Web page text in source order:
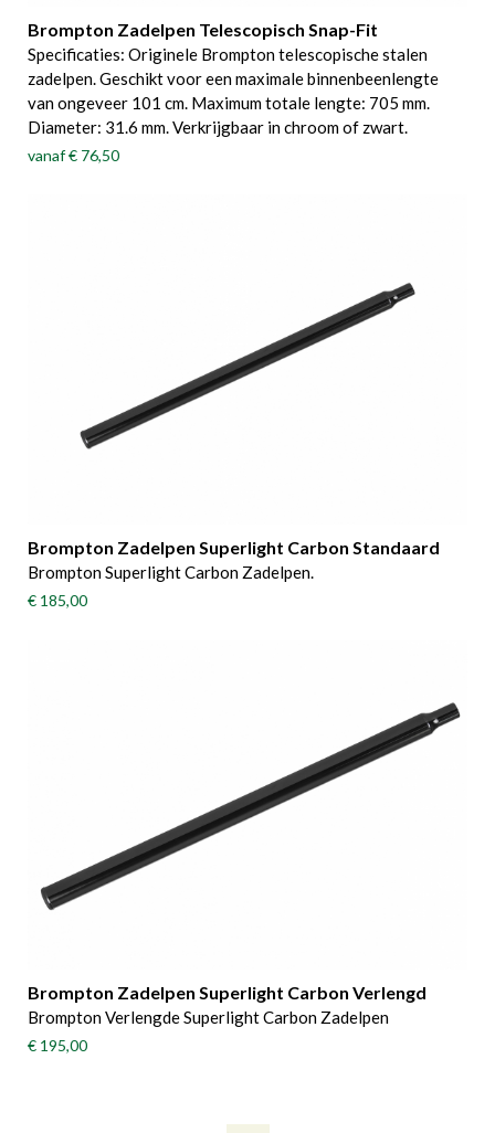
Brompton Zadelpen Telescopisch Snap-Fit
Specificaties: Originele Brompton telescopische stalen
zadelpen. Geschikt voor een maximale binnenbeenlengte
van ongeveer 101 cm. Maximum totale lengte: 705 mm.
Diameter: 31.6 mm. Verkrijgbaar in chroom of zwart.
vanaf€ 76,50
Brompton Zadelpen Superlight Carbon Standaard
Brompton Superlight Carbon Zadelpen.
€ 185,00
Brompton Zadelpen Superlight Carbon Verlengd
Brompton Verlengde Superlight Carbon Zadelpen
€ 195,00